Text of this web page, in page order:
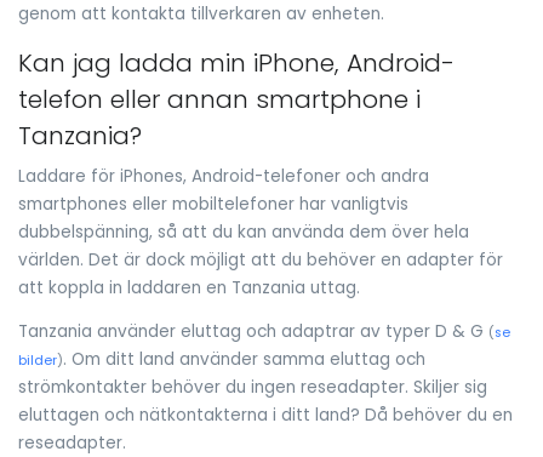
genom att kontakta tillverkaren av enheten.
Kan jag ladda min iPhone, Android-
telefon eller annan smartphone i
Tanzania?
Laddare för iPhones, Android-telefoner och andra
smartphones eller mobiltelefoner har vanligtvis
dubbelspänning, så att du kan använda dem över hela
världen. Det är dock möjligt att du behöver en adapter för
att koppla in laddaren en Tanzania uttag.
Tanzania använder eluttag och adaptrar av typer D & G (se
bilder). Om ditt land använder samma eluttag och
strömkontakter behöver du ingen reseadapter. Skiljer sig
eluttagen och nätkontakterna i ditt land? Då behöver du en
reseadapter.